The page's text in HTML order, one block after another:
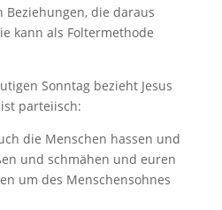
die daraus
kann als Foltermethode
Sonntag bezieht Jesus
parteiisch:
die Menschen hassen und
und schmähen und euren
um des Menschensohnes